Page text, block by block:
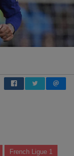
French Ligue 1